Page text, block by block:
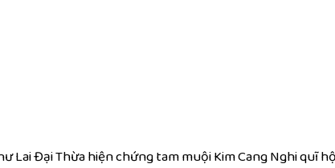
Đại Thừa hiện chứng tam muội Kim Cang Nghi quĩ